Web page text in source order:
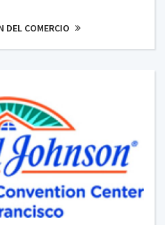
DEL COMERCIO